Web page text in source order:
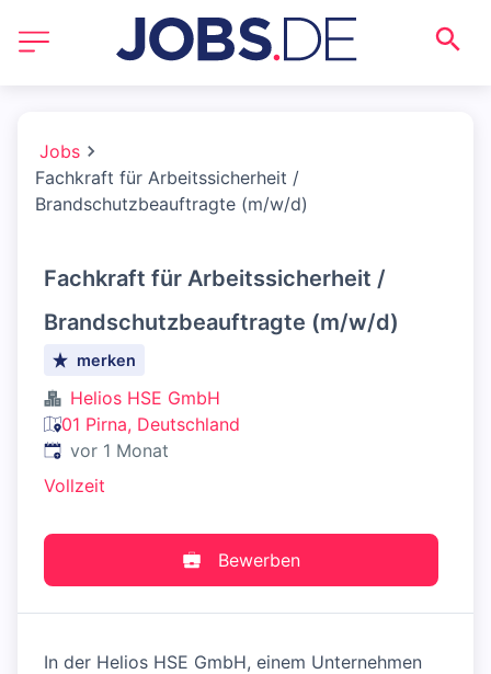
Jobs
Fachkraft für Arbeitssicherheit /
Brandschutzbeauftragte (m/w/d)
Fachkraft für Arbeitssicherheit /
Brandschutzbeauftragte (m/w/d)
merken
Helios HSE GmbH
01 Pirna, Deutschland
Veröffentlicht:
vor 1 Monat
Vollzeit
Bewerben
In der Helios HSE GmbH, einem Unternehmen